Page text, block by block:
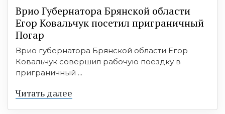
Врио Губернатора Брянской области
Егор Ковальчук посетил приграничный
Погар
Врио губернатора Брянской области Егор
Ковальчук совершил рабочую поездку в
приграничный ...
Читать далее